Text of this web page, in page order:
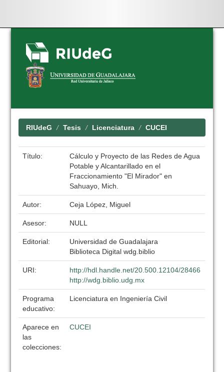
Skip
navigation
RIUdeG Tesis Licenciatura CUCEI
Título:
Cálculo y Proyecto de las Redes de Agua
Potable y Alcantarillado en el
Fraccionamiento "El Mirador" en
Sahuayo, Mich.
Autor: Ceja López, Miguel
Asesor: NULL
Editorial:
Universidad de Guadalajara
Biblioteca Digital wdg.biblio
URI:
http://hdl.handle.net/20.500.12104/28466
http://wdg.biblio.udg.mx
Programa
educativo:
Licenciatura en Ingeniería Civil
Aparece en
las
colecciones:
CUCEI